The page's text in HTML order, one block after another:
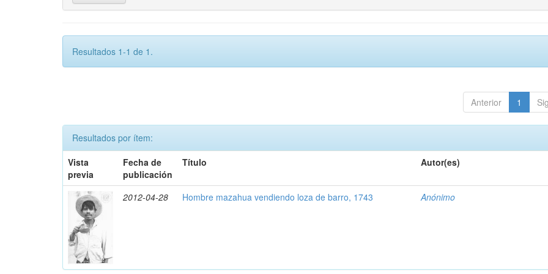
Resultados 1-1 de 1.
Anterior 1
Resultados por ítem:
Vista
previa
Fecha de
publicación
Título Autor(es)
2012-04-28 Hombre mazahua vendiendo loza de barro, 1743 Anónimo